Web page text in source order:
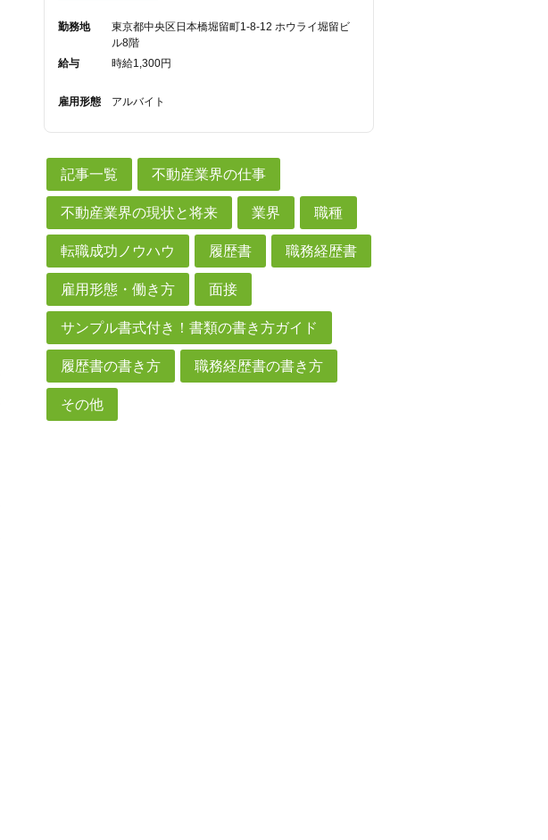
勤務地
東京都中央区日本橋堀留町1-8-12 ホウライ堀留ビ
ル8階
給与
時給1,300円
雇用形態 アルバイト
記事一覧 不動産業界の仕事
不動産業界の現状と将来 業界 職種
転職成功ノウハウ 履歴書 職務経歴書
雇用形態・働き方 面接
サンプル書式付き！書類の書き方ガイド
履歴書の書き方 職務経歴書の書き方
その他